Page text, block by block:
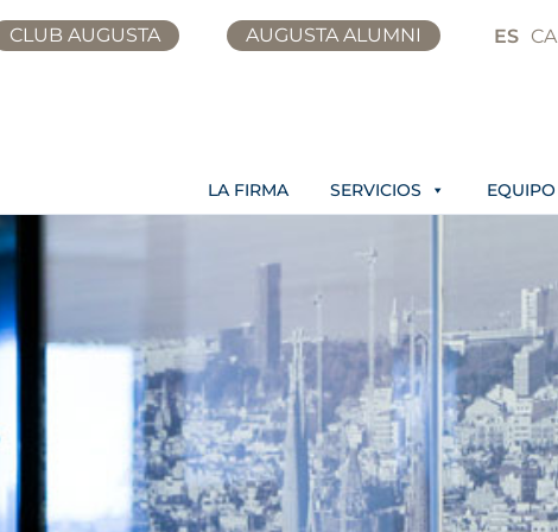
CLUB AUGUSTA AUGUSTA ALUMNI ES CA
LA FIRMA SERVICIOS EQUIPO